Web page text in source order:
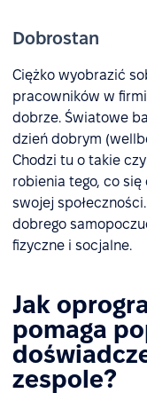
Dobrostan
Ciężko wyobrazić
pracowników w
dobrze. Światowe
dzień dobrym
Chodzi tu o takie
robienia tego, co
swojej
dobrego
fizyczne i socjalne.
Jak
pomaga
zespole?